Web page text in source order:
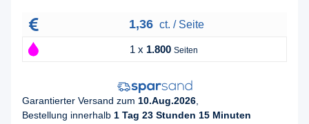
1,36 ct. / Seite
1 x 1.800 Seiten
Garantierter Versand zum 10.Aug.2026
Bestellung innerhalb 1 Tag 23 Stunden 15 Minuten